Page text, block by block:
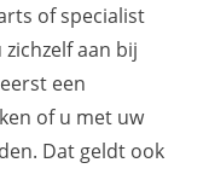
of specialist
aan bij
een
of u met uw
Dat geldt ook